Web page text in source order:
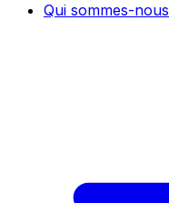
Qui sommes-nous